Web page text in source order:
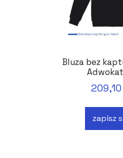
Bluza bez
209,10
zapisz